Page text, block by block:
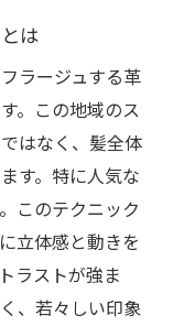
は
ラージュする革
。この地域のス
はなく、髪全体
す。特に人気な
このテクニック
立体感と動きを
ラストが強ま
、若々しい印象